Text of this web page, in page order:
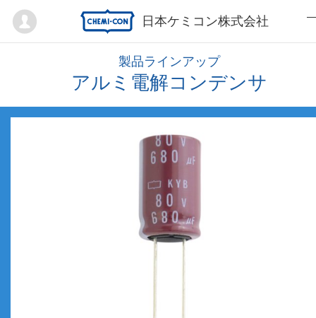
日本ケミコン株式会社
Mypage
製品ラインアップ
アルミ電解コンデンサ